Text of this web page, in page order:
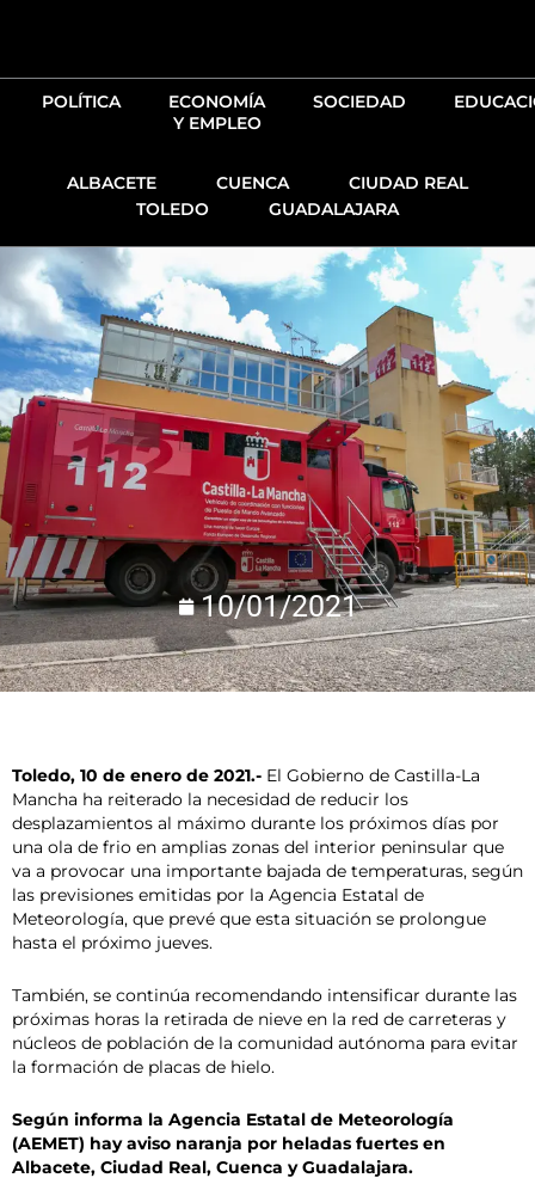
POLÍTICA
ECONOMÍA
Y EMPLEO
SOCIEDAD
ALBACETE CUENCA
CIUDAD REAL
TOLEDO
GUADALAJARA
10/01/2021
Toledo, 10 de enero de 2021.- El Gobierno de Castilla-La
Mancha ha reiterado la necesidad de reducir los
desplazamientos al máximo durante los próximos días por
una ola de frio en amplias zonas del interior peninsular que
va a provocar una importante bajada de temperaturas, según
las previsiones emitidas por la Agencia Estatal de
Meteorología, que prevé que esta situación se prolongue
hasta el próximo jueves.
También, se continúa recomendando intensificar durante las
próximas horas la retirada de nieve en la red de carreteras y
núcleos de población de la comunidad autónoma para evitar
la formación de placas de hielo.
Según informa la Agencia Estatal de Meteorología
(AEMET) hay aviso naranja por heladas fuertes en
Albacete, Ciudad Real, Cuenca y Guadalajara.